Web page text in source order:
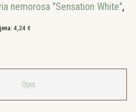
nemorosa "Sensation White",
4,24 €
Opis